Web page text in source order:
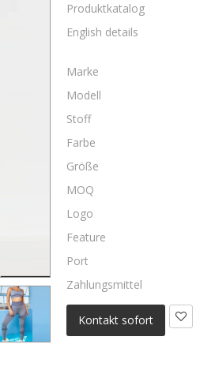
Produktkatalog
English details
Marke
Modell
Stoff
Farbe
Größe
MOQ
Logo
Feature
Port
Zahlungsmittel
Kontakt sofort